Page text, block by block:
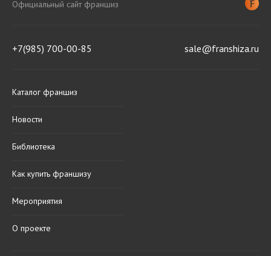
Официальный сайт франшиз
+7(985) 700-00-85 sale@franshiza.ru
Каталог франшиз
Новости
Библиотека
Как купить франшизу
Мероприятия
О проекте